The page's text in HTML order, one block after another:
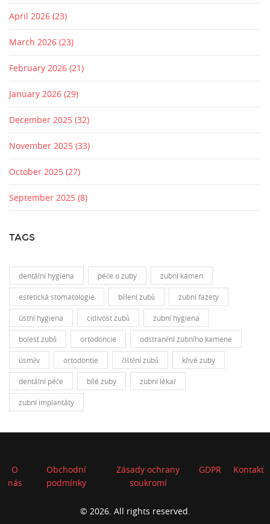
April 2026 (23)
March 2026 (23)
February 2026 (21)
January 2026 (29)
December 2025 (32)
November 2025 (33)
October 2025 (27)
September 2025 (8)
TAGS
dentální hygiena péče o zuby zubní kámen
estetická stomatologie bělení zubů zubní fazety
ústní hygiena citlivost zubů zubní hygiena
bolest zubů ortodoncie odstranění zubního kamene
úsměv ortodontie čištění zubů křivé zuby
dentální péče bílé zuby zubní lékař
zubní implantáty
O
nás
Obchodní
podmínky
Zásady ochrany
soukromí
GDPR Kontakt
© 2026. All rights reserved.